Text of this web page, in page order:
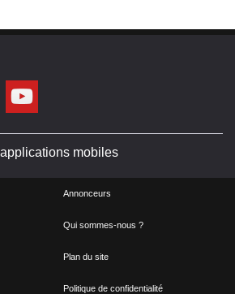
mobiles
Annonceurs
Qui sommes-nous ?
Plan du site
Politique de confidentialité